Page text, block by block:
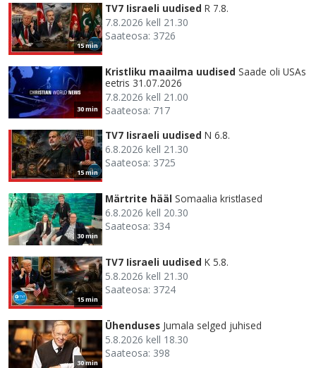
15 min
TV7 Iisraeli uudised R 7.8.
7.8.2026 kell 21.30
Saateosa: 3726
30 min
Kristliku maailma uudised Saade oli USAs
eetris 31.07.2026
7.8.2026 kell 21.00
Saateosa: 717
15 min
TV7 Iisraeli uudised N 6.8.
6.8.2026 kell 21.30
Saateosa: 3725
30 min
Märtrite hääl Somaalia kristlased
6.8.2026 kell 20.30
Saateosa: 334
15 min
TV7 Iisraeli uudised K 5.8.
5.8.2026 kell 21.30
Saateosa: 3724
30 min
Ühenduses Jumala selged juhised
5.8.2026 kell 18.30
Saateosa: 398